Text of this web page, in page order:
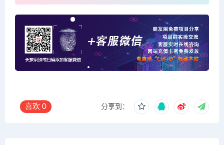
喜欢 0 分享到：